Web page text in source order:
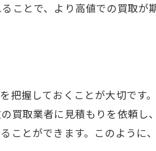
ことで、より高値での買取が
把握しておくことが大切です
買取業者に見積もりを依頼し
ことができます。このように